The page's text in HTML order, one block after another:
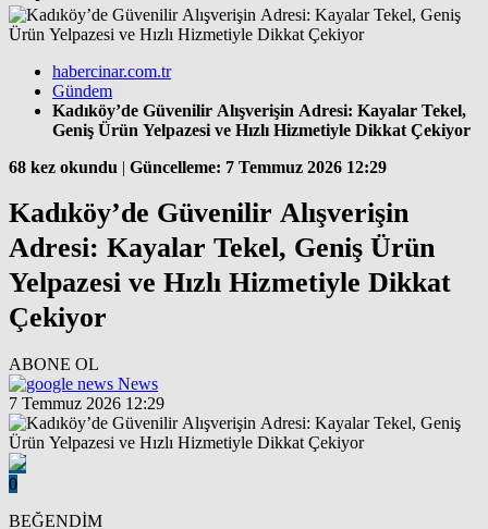
habercinar.com.tr
Gündem
Kadıköy’de Güvenilir Alışverişin Adresi: Kayalar Tekel,
Geniş Ürün Yelpazesi ve Hızlı Hizmetiyle Dikkat Çekiyor
68 kez okundu | Güncelleme: 7 Temmuz 2026 12:29
Kadıköy’de Güvenilir Alışverişin
Adresi: Kayalar Tekel, Geniş Ürün
Yelpazesi ve Hızlı Hizmetiyle Dikkat
Çekiyor
ABONE OL
News
7 Temmuz 2026 12:29
0
BEĞENDİM